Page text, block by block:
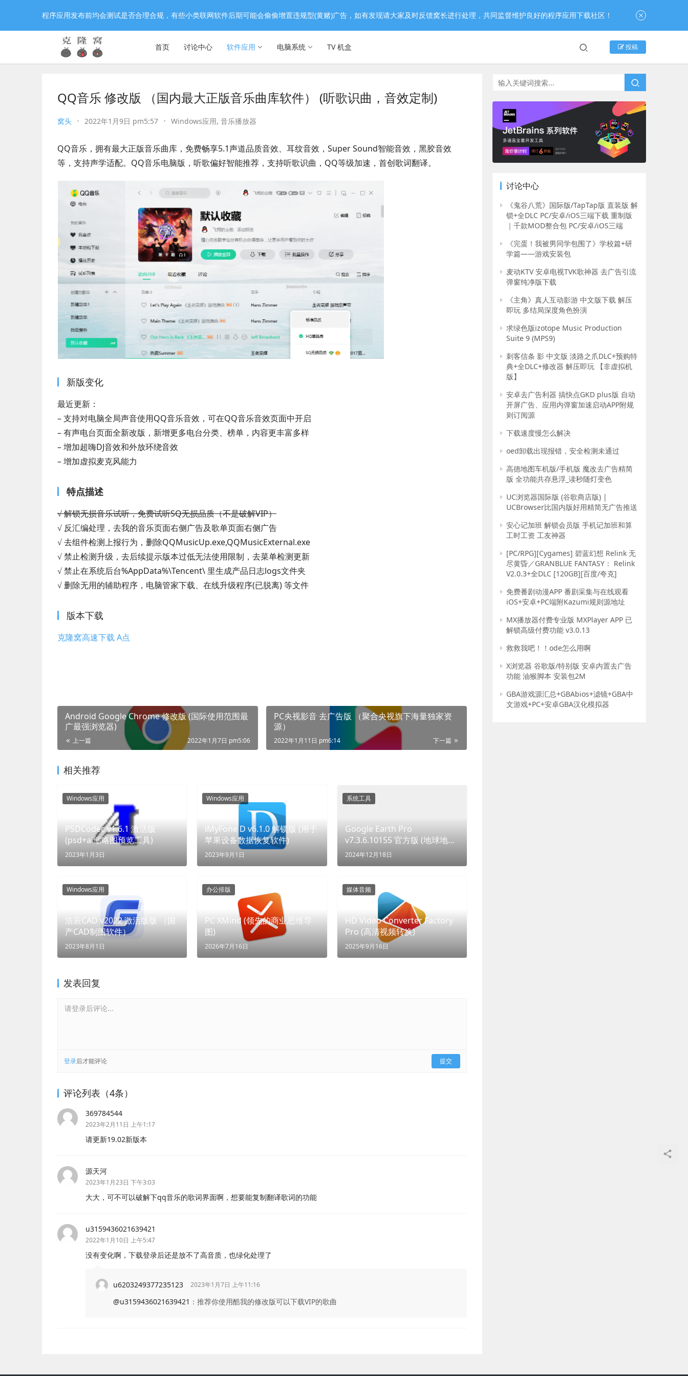
首页 讨论中心 软件应用 电脑系统 TV 机盒 投稿
QQ音乐 修改版 （国内最大正版音乐曲库软件） (听歌识曲，音效定制)
窝头 • 2022年1月9日 pm5:57 • Windows应用, 音乐播放器
QQ音乐，拥有最大正版音乐曲库，免费畅享5.1声道品质音效、耳纹音效，Super Sound智能音效，黑胶音效
等，支持声学适配。QQ音乐电脑版，听歌偏好智能推荐，支持听歌识曲，QQ等级加速，首创歌词翻译。
新版变化
最近更新：
– 支持对电脑全局声音使用QQ音乐音效，可在QQ音乐音效页面中开启
– 有声电台页面全新改版，新增更多电台分类、榜单，内容更丰富多样
– 增加超嗨DJ音效和外放环绕音效
– 增加虚拟麦克风能力
特点描述
√ 解锁无损音乐试听，免费试听SQ无损品质（不是破解VIP）
√ 反汇编处理，去我的音乐页面右侧广告及歌单页面右侧广告
√ 去组件检测上报行为，删除QQMusicUp.exe,QQMusicExternal.exe
√ 禁止检测升级，去后续提示版本过低无法使用限制，去菜单检测更新
√ 禁止在系统后台%AppData%\Tencent\ 里生成产品日志logs文件夹
√ 删除无用的辅助程序，电脑管家下载、在线升级程序(已脱离) 等文件
版本下载
克隆窝高速下载 A点
Android Google Chrome 修改版 (国际使用范围最
广最强浏览器)
上一篇 2022年1月7日 pm5:06
PC央视影音 去广告版 （聚合央视旗下海量独家资
源）
下一篇
2022年1月11日 pm6:14
相关推荐
PSDCodec v1.6.1 激活版
(psd+ai缩略图预览工具)
2023年1月3日
Windows应用
iMyFone D v6.1.0 解锁版 (用于
苹果设备数据恢复软件)
2023年9月1日
Windows应用
Google Earth Pro
v7.3.6.10155 官方版 (地球地图)
(足不出户，环游世界)
2024年12月18日
系统工具
浩辰CAD v2022 激活版版 （国
产CAD制图软件）
2023年8月1日
Windows应用
PC XMind (领先的商业思维导
图)
2026年7月16日
办公排版
HD Video Converter Factory
Pro (高清视频转换)
2025年9月16日
媒体音频
发表回复
请登录后评论...
登录后才能评论 提交
评论列表（4条）
369784544
2023年2月11日 上午1:17
请更新19.02新版本
源天河
2023年1月23日 下午3:03
大大，可不可以破解下qq音乐的歌词界面啊，想要能复制翻译歌词的功能
u3159436021639421
2022年1月10日 上午5:47
没有变化啊，下载登录后还是放不了高音质，也绿化处理了
u6203249377235123 2023年1月7日 上午11:16
@u3159436021639421 ： 推荐你使用酷我的修改版可以下载VIP的歌曲
讨论中心
《鬼谷八荒》国际版/TapTap版 直装版 解
锁+全DLC PC/安卓/iOS三端下载 重制版
｜千款MOD整合包 PC/安卓/iOS三端
《完蛋！我被男同学包围了》学校篇+研
学篇——游戏安装包
麦动KTV 安卓电视TVK歌神器 去广告引流
弹窗纯净版下载
《主角》真人互动影游 中文版下载 解压
即玩 多结局深度角色扮演
求绿色版izotope Music Production
Suite 9 (MPS9)
刺客信条 影 中文版 淡路之爪DLC+预购特
典+全DLC+修改器 解压即玩 【非虚拟机
版】
安卓去广告利器 搞快点GKD plus版 自动
开屏广告、应用内弹窗加速启动APP附规
则订阅源
下载速度慢怎么解决
oed卸载出现报错，安全检测未通过
高德地图车机版/手机版 魔改去广告精简
版 全功能共存悬浮_读秒随灯变色
UC浏览器国际版 (谷歌商店版) |
UCBrowser比国内版好用精简无广告推送
安心记加班 解锁会员版 手机记加班和算
工时工资 工友神器
[PC/RPG][Cygames] 碧蓝幻想 Relink 无
尽黄昏／GRANBLUE FANTASY： Relink
V2.0.3+全DLC [120GB][百度/夸克]
免费番剧动漫APP 番剧采集与在线观看
iOS+安卓+PC端附Kazumi规则源地址
MX播放器付费专业版 MXPlayer APP 已
解锁高级付费功能 v3.0.13
救救我吧！！ode怎么用啊
X浏览器 谷歌版/特别版 安卓内置去广告
功能 油猴脚本 安装包2M
GBA游戏源汇总+GBAbios+滤镜+GBA中
文游戏+PC+安卓GBA汉化模拟器
程序应用发布前均会测试是否合理合规，有些小类联网软件后期可能会偷偷增置违规型(黄赌)广告，如有发现请大家及时反馈窝长进行处理，共同监督维护良好的程序应用下载社区！